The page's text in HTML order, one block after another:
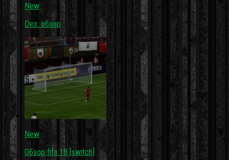
New
Dex: обзор
New
Обзор fifa 18 [switch]